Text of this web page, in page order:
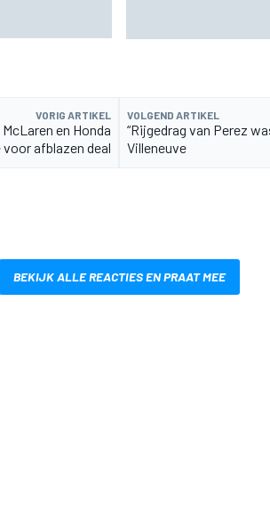
VORIG ARTIKEL
en Honda
voor afblazen deal
VOLGEND ARTIKEL
“Rijgedrag van Perez
Villeneuve
BEKIJK ALLE REACTIES EN PRAAT MEE